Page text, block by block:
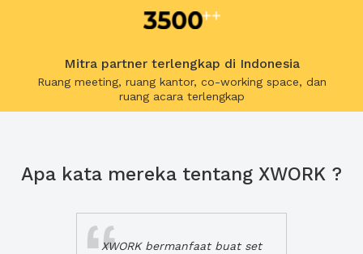
Mitra partner terlengkap di Indonesia
Ruang meeting, ruang kantor, co-working space, dan
ruang acara terlengkap
Apa kata mereka tentang XWORK ?
XWORK bermanfaat buat set